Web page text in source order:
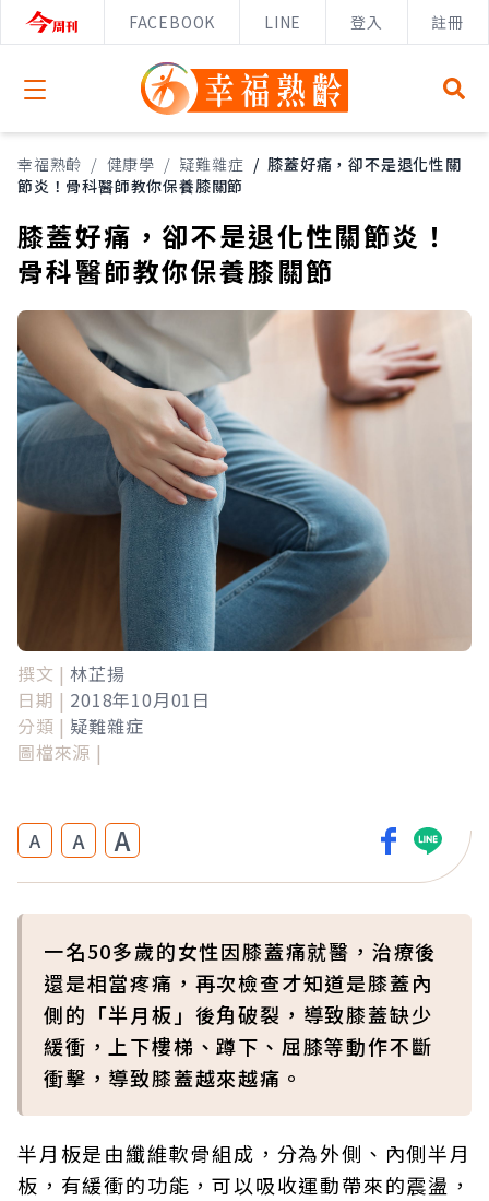
FACEBOOK LINE 登入 註冊
Open menu
幸福熟齡 / 健康學 / 疑難雜症 / 膝蓋好痛，卻不是退化性關
節炎！骨科醫師教你保養膝關節
膝蓋好痛，卻不是退化性關節炎！
骨科醫師教你保養膝關節
撰文 | 林芷揚
日期 | 2018年10月01日
分類 | 疑難雜症
圖檔來源 |
A A A
一名50多歲的女性因膝蓋痛就醫，治療後
還是相當疼痛，再次檢查才知道是膝蓋內
側的「半月板」後角破裂，導致膝蓋缺少
緩衝，上下樓梯、蹲下、屈膝等動作不斷
衝擊，導致膝蓋越來越痛。
半月板是由纖維軟骨組成，分為外側、內側半月
板，有緩衝的功能，可以吸收運動帶來的震盪，